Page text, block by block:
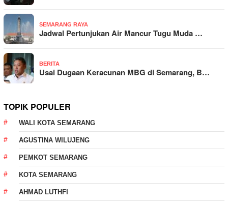
SEMARANG RAYA
Jadwal Pertunjukan Air Mancur Tugu Muda …
BERITA
Usai Dugaan Keracunan MBG di Semarang, B…
TOPIK POPULER
WALI KOTA SEMARANG
AGUSTINA WILUJENG
PEMKOT SEMARANG
KOTA SEMARANG
AHMAD LUTHFI